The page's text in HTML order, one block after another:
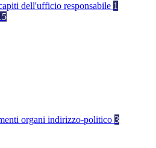
dell'ufficio responsabile 1
organi indirizzo-politico 3